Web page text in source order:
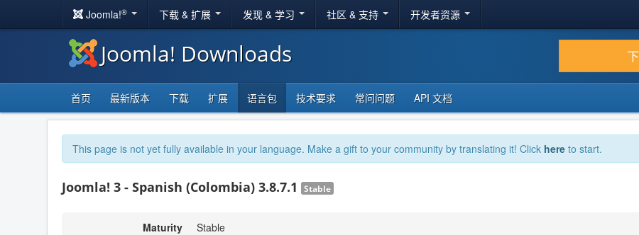
Joomla!® 下载 & 扩展 发现 & 学习 社区 & 支持 开发者资源
Joomla! Downloads
首页 最新版本 下载 扩展 语言包 技术要求 常问问题 API 文档
This page is not yet fully available in your language. Make a gift to your community by translating it! Click here to start.
Joomla! 3 - Spanish (Colombia) 3.8.7.1 Stable
Maturity
Stable